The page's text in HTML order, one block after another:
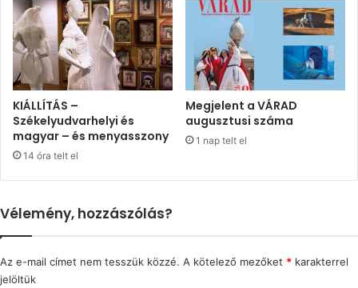
KIÁLLÍTÁS –
Székelyudvarhelyi és
magyar – és menyasszony
14 óra telt el
Megjelent a VÁRAD
augusztusi száma
1 nap telt el
Vélemény, hozzászólás?
Az e-mail címet nem tesszük közzé. A kötelező mezőket * karakterrel
jelöltük